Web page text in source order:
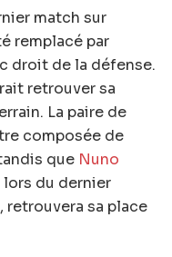
match sur
remplacé par
droit de la défense.
retrouver sa
La paire de
composée de
que Nuno
lors du dernier
retrouvera sa place